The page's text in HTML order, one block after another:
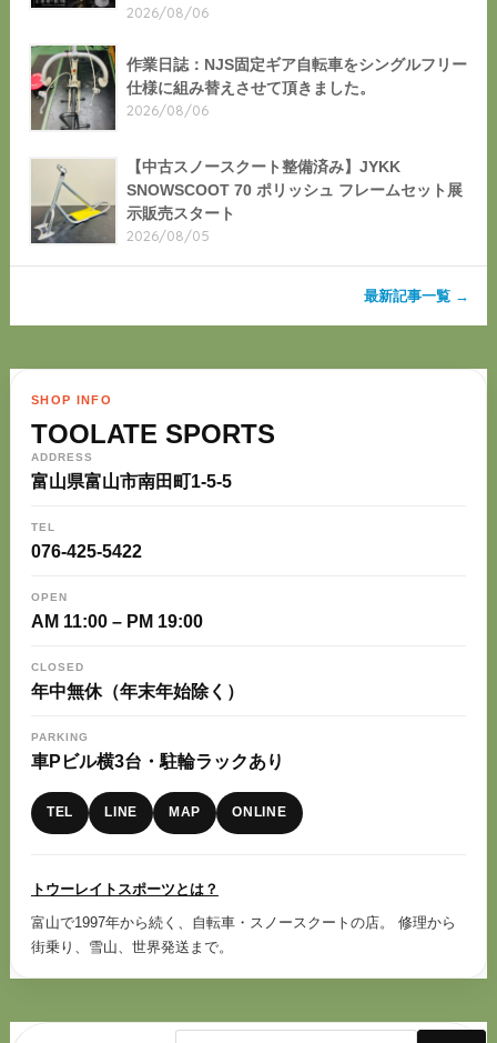
2026/08/06
作業日誌：NJS固定ギア自転車をシングルフリー
仕様に組み替えさせて頂きました。
2026/08/06
【中古スノースクート整備済み】JYKK
SNOWSCOOT 70 ポリッシュ フレームセット展
示販売スタート
2026/08/05
最新記事一覧 →
SHOP INFO
TOOLATE SPORTS
ADDRESS
富山県富山市南田町1-5-5
TEL
076-425-5422
OPEN
AM 11:00 – PM 19:00
CLOSED
年中無休（年末年始除く）
PARKING
車Pビル横3台・駐輪ラックあり
TEL LINE MAP ONLINE
トウーレイトスポーツとは？
富山で1997年から続く、自転車・スノースクートの店。 修理から
街乗り、雪山、世界発送まで。